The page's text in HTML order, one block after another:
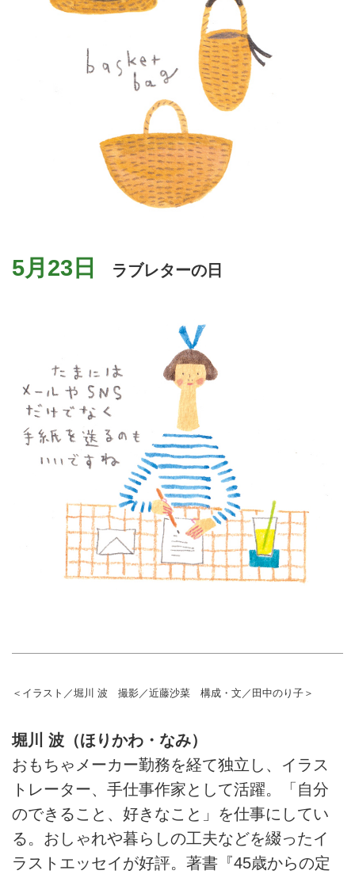
5月23日 ラブレターの日
＜イラスト／堀川 波 撮影／近藤沙菜 構成・文／田中のり子＞
堀川 波（ほりかわ・なみ）
おもちゃメーカー勤務を経て独立し、イラス
トレーター、手仕事作家として活躍。「自分
のできること、好きなこと」を仕事にしてい
る。おしゃれや暮らしの工夫などを綴ったイ
ラストエッセイが好評。著書『45歳からの定